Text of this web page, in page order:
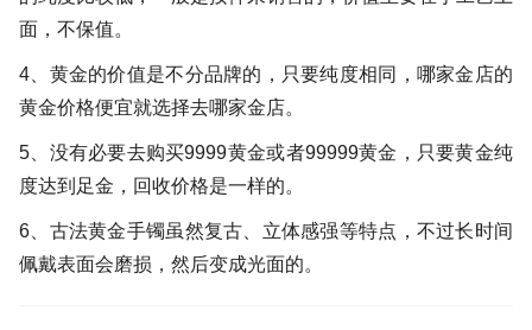
面，不保值。
4、黄金的价值是不分品牌的，只要纯度相同，哪家金店的
黄金价格便宜就选择去哪家金店。
5、没有必要去购买9999黄金或者99999黄金，只要黄金纯
度达到足金，回收价格是一样的。
6、古法黄金手镯虽然复古、立体感强等特点，不过长时间
佩戴表面会磨损，然后变成光面的。